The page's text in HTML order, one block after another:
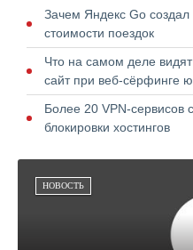
Зачем Яндекс Go
стоимости поездок
Что на самом деле
сайт при веб-сёрфинге
Более 20 VPN-сервисов
блокировки хостингов
НОВОСТЬ